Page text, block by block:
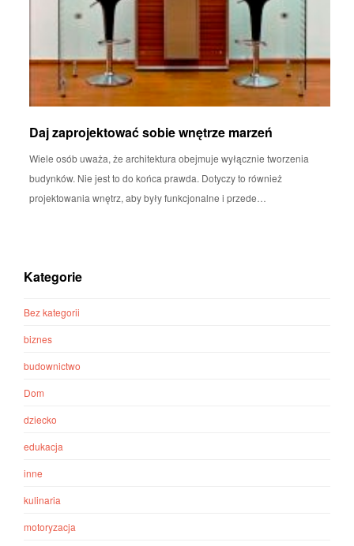
Daj zaprojektować sobie wnętrze marzeń
Wiele osób uważa, że architektura obejmuje wyłącznie tworzenia
budynków. Nie jest to do końca prawda. Dotyczy to również
projektowania wnętrz, aby były funkcjonalne i przede…
Kategorie
Bez kategorii
biznes
budownictwo
Dom
dziecko
edukacja
inne
kulinaria
motoryzacja